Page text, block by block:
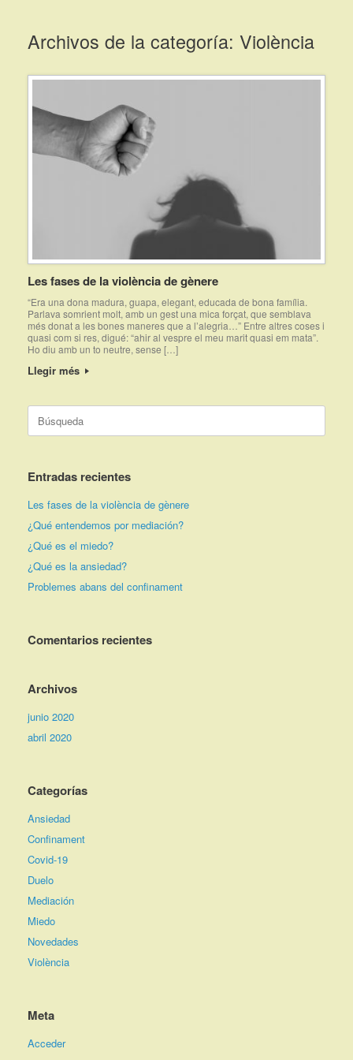
contenidoArchivos de la categoría: Violència
Les fases de la violència de gènere
“Era una dona madura, guapa, elegant, educada de bona família.
Parlava somrient molt, amb un gest una mica forçat, que semblava
més donat a les bones maneres que a l’alegria…” Entre altres coses i
quasi com si res, digué: “ahir al vespre el meu marit quasi em mata”.
Ho diu amb un to neutre, sense […]
Llegir més
Entradas recientes
Les fases de la violència de gènere
¿Qué entendemos por mediación?
¿Qué es el miedo?
¿Qué es la ansiedad?
Problemes abans del confinament
Comentarios recientes
Archivos
junio 2020
abril 2020
Categorías
Ansiedad
Confinament
Covid-19
Duelo
Mediación
Miedo
Novedades
Violència
Meta
Acceder